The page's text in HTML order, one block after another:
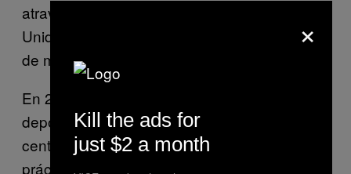
atravesaban México rumbo a Estados
Unidos. El plan no era otro que deportarlos
de manera fulminante.
En 2013, los funcionarios mexicanos
deportaron a un total de 78.733 migrantes
centroamericanos. En 2015 la cifra,
prácticamente, se dobló: entonces alcanzó
×
Kill the ads for
just $2 a month